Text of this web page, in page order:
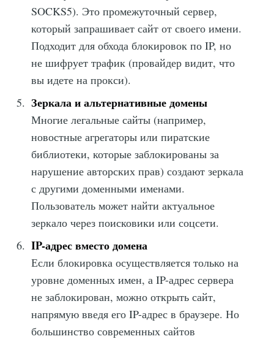
SOCKS5). Это промежуточный сервер,
который запрашивает сайт от своего имени.
Подходит для обхода блокировок по IP, но
не шифрует трафик (провайдер видит, что
вы идете на прокси).
Зеркала и альтернативные домены
Многие легальные сайты (например,
новостные агрегаторы или пиратские
библиотеки, которые заблокированы за
нарушение авторских прав) создают зеркала
с другими доменными именами.
Пользователь может найти актуальное
зеркало через поисковики или соцсети.
IP-адрес вместо домена
Если блокировка осуществляется только на
уровне доменных имен, а IP-адрес сервера
не заблокирован, можно открыть сайт,
напрямую введя его IP-адрес в браузере. Но
большинство современных сайтов